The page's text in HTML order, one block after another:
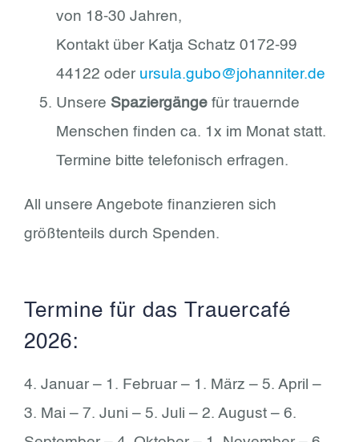
von 18-30 Jahren,
Kontakt über Katja Schatz 0172-99
44122 oder ursula.gubo@johanniter.de
Unsere Spaziergänge für trauernde
Menschen finden ca. 1x im Monat statt.
Termine bitte telefonisch erfragen.
All unsere Angebote finanzieren sich
größtenteils durch Spenden.
Termine für das Trauercafé
2026:
4. Januar – 1. Februar – 1. März – 5. April –
3. Mai – 7. Juni – 5. Juli – 2. August – 6.